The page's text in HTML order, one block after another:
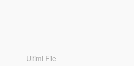
Ultimi File